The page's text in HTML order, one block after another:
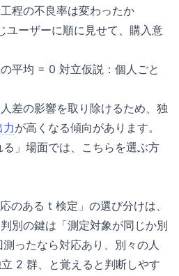
程の不良率は変わったか
ユーザーに順に見せて、購入意
平均 = 0 対立仮説：個人ごと
差の影響を取り除けるため、独
力が高くなる傾向があります。
る」場面では、こちらを選ぶ方
のある t 検定」の選び分けは、
別の鍵は「測定対象が同じか別
ったなら対応あり、別々の人
2 群、と覚えると判断しやす